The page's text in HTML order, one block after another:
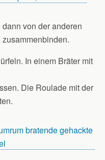
von der anderen
In einem Bräter mit
Die Roulade mit der